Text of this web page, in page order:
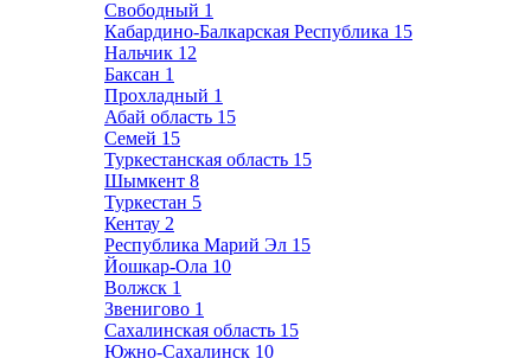
Свободный 1
Кабардино-Балкарская Республика 15
Нальчик 12
Баксан 1
Прохладный 1
Абай область 15
Семей 15
Туркестанская область 15
Шымкент 8
Туркестан 5
Кентау 2
Республика Марий Эл 15
Йошкар-Ола 10
Волжск 1
Звенигово 1
Сахалинская область 15
Южно-Сахалинск 10